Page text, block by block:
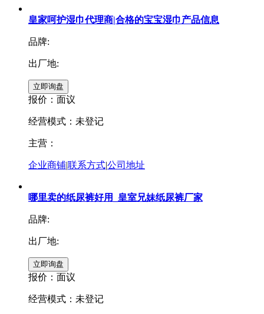
皇家呵护湿巾代理商|合格的宝宝湿巾产品信息
品牌:
出厂地:
报价： 面议
经营模式：未登记
主营：
企业商铺|联系方式|公司地址
哪里卖的纸尿裤好用_皇室兄妹纸尿裤厂家
品牌:
出厂地:
报价： 面议
经营模式：未登记